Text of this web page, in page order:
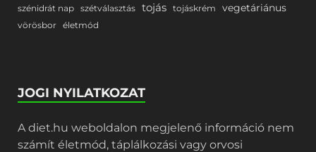
szénidrát nap szétválasztás tojás tojáskrém vegetáriánus
vörösbor életmód
JOGI NYILATKOZAT
A diet.hu weboldalon megjelenő információ nem
számít életmód, táplálkozási vagy orvosi